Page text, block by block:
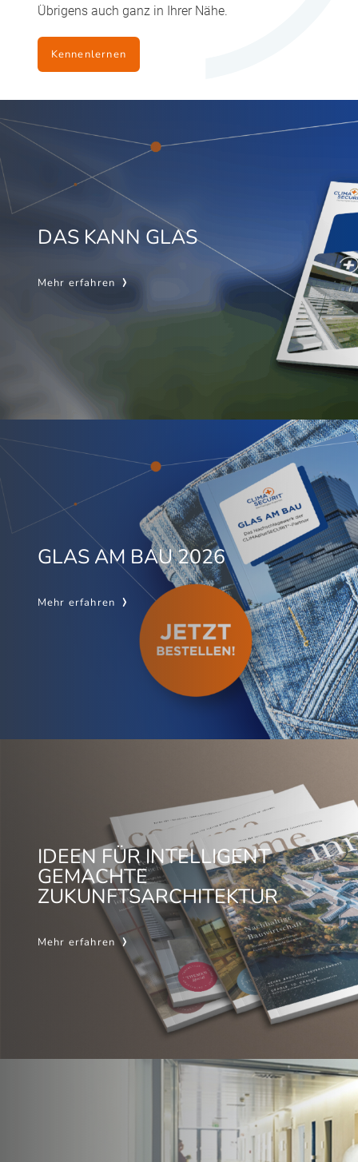
Übrigens auch ganz in Ihrer Nähe.
Kennenlernen
DAS KANN GLAS
Mehr erfahren
GLAS AM BAU 2026
Mehr erfahren
IDEEN FÜR INTELLIGENT
GEMACHTE
ZUKUNFTSARCHITEKTUR
Mehr erfahren